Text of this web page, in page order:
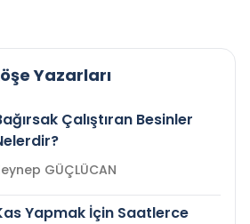
Yazarları
Çalıştıran Besinler
Zeynep GÜÇLÜCAN
Yapmak İçin Saatlerce